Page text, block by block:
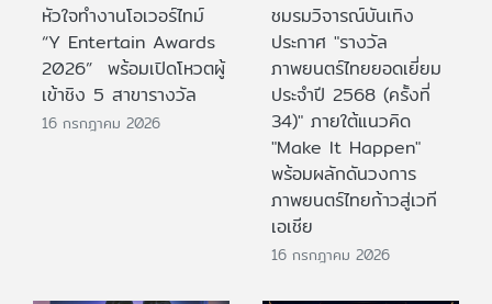
หัวใจทำงานโอเวอร์ไทม์
“Y Entertain Awards
2026” พร้อมเปิดโหวตผู้
เข้าชิง 5 สาขารางวัล
16 กรกฎาคม 2026
ชมรมวิจารณ์บันเทิง
ประกาศ "รางวัล
ภาพยนตร์ไทยยอดเยี่ยม
ประจําปี 2568 (ครั้งที่
34)" ภายใต้แนวคิด
"Make It Happen"
พร้อมผลักดันวงการ
ภาพยนตร์ไทยก้าวสู่เวที
เอเชีย
16 กรกฎาคม 2026